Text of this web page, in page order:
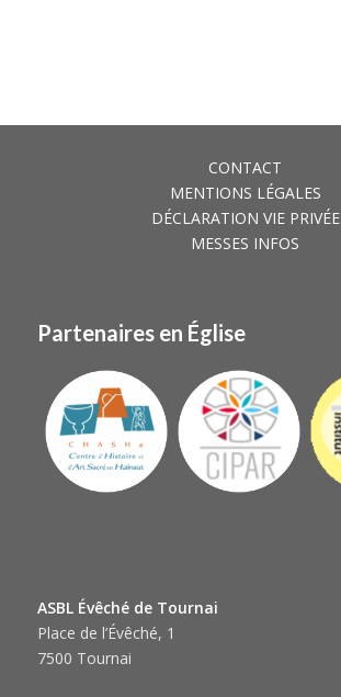
CONTACT
MENTIONS LÉGALES
DÉCLARATION VIE PRIVÉE
MESSES INFOS
Partenaires en Église
ASBL Évêché de Tournai
Place de l’Évêché, 1
7500 Tournai